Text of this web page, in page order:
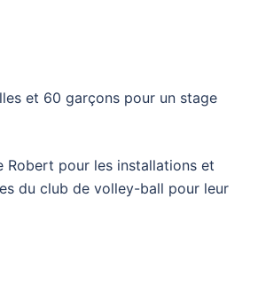
et 60 garçons pour un stage
Robert pour les installations et
du club de volley-ball pour leur